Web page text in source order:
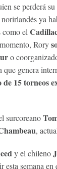
se perderá su
ya
como el
Rory
o
genera
15 torneos
surcoreano
,
y el chileno
esta semana en